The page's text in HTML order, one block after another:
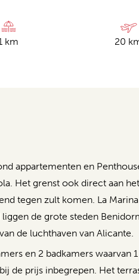
km
20
appartementen en
Het grenst ook direct aan
tegen zult komen. La
de grote steden
de luchthaven van Alicante.
en 2 badkamers waarvan
de prijs inbegrepen. Het